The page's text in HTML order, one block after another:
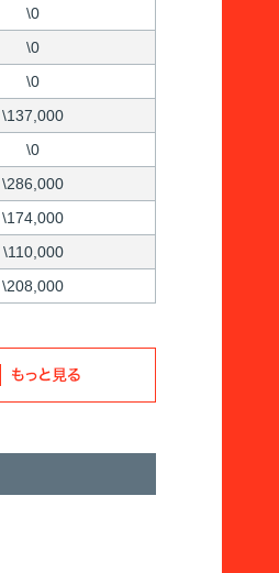
\0
\0
\0
\137,000
\0
\286,000
\174,000
\110,000
\208,000